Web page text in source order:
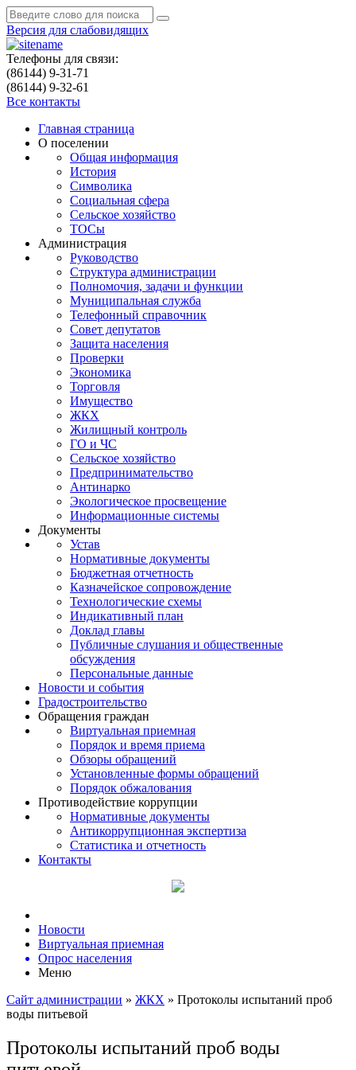
Версия для слабовидящих
Телефоны для связи:
(86144) 9-31-71
(86144) 9-32-61
Все контакты
Главная страница
О поселении
Общая информация
История
Символика
Социальная сфера
Сельское хозяйство
ТОСы
Администрация
Руководство
Структура администрации
Полномочия, задачи и функции
Муниципальная служба
Телефонный справочник
Совет депутатов
Защита населения
Проверки
Экономика
Торговля
Имущество
ЖКХ
Жилищный контроль
ГО и ЧС
Сельское хозяйство
Предпринимательство
Антинарко
Экологическое просвещение
Информационные системы
Документы
Устав
Нормативные документы
Бюджетная отчетность
Казначейское сопровождение
Технологические схемы
Индикативный план
Доклад главы
Публичные слушания и общественные
обсуждения
Персональные данные
Новости и события
Градостроительство
Обращения граждан
Виртуальная приемная
Порядок и время приема
Обзоры обращений
Установленные формы обращений
Порядок обжалования
Противодействие коррупции
Нормативные документы
Антикоррупционная экспертиза
Статистика и отчетность
Контакты
Новости
Виртуальная приемная
Опрос населения
Меню
Сайт администрации » ЖКХ » Протоколы испытаний проб
воды питьевой
Протоколы испытаний проб воды